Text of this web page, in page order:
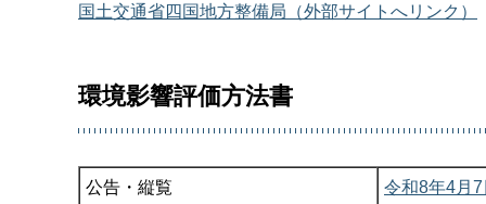
国土交通省四国地方整備局（外部サイトへリンク）
環境影響評価方法書
公告・縦覧 令和8年4月7